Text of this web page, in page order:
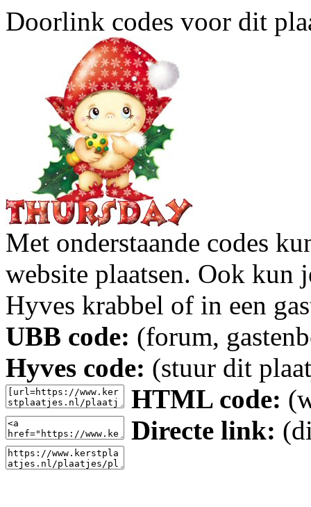
Doorlink codes voor dit
Met onderstaande codes
website plaatsen. Ook kun
Hyves krabbel of in een
UBB code: (forum,
Hyves code: (stuur dit
HTML code:
Directe link: